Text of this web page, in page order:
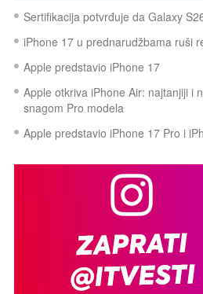
Sertifikacija potvrđuje da Galaxy
iPhone 17 u prednarudžbama ruši
Apple predstavio iPhone 17
Apple otkriva iPhone Air: najtanjiji i
snagom Pro modela
Apple predstavio iPhone 17 Pro i